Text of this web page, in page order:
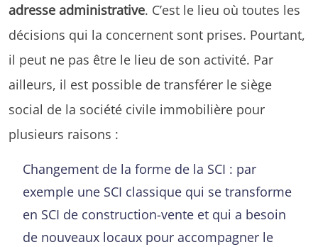
adresse administrative. C’est le lieu où toutes les
décisions qui la concernent sont prises. Pourtant,
il peut ne pas être le lieu de son activité. Par
ailleurs, il est possible de transférer le siège
social de la société civile immobilière pour
plusieurs raisons :
Changement de la forme de la SCI : par
exemple une SCI classique qui se transforme
en SCI de construction-vente et qui a besoin
de nouveaux locaux pour accompagner le